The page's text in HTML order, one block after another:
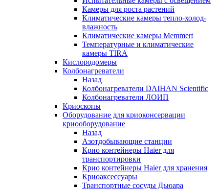
Камеры для роста растений
Климатические камеры тепло-холод-
влажность
Климатические камеры Memmert
Температурные и климатические
камеры TIRA
Кислородомеры
Колбонагреватели
Назад
Колбонагреватели DAIHAN Scientific
Колбонагреватели ЛОИП
Криоскопы
Оборудование для криоконсервации
криооборудование
Назад
Азотдобывающие станции
Крио контейнеры Haier для
транспортировки
Крио контейнеры Haier для хранения
Криоаксессуары
Транспортные сосуды Дьюара